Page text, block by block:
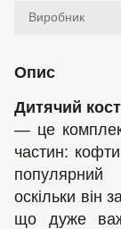
Виробник
Опис
Дитячий
— це
частин:
оскільки він
що дуже